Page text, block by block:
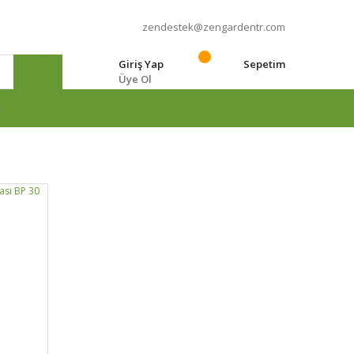
zendestek@zengardentr.com
Giriş Yap
Üye Ol
Sepetim